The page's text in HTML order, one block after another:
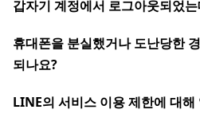
갑자기 계정에서 로그아웃되었
휴대폰을 분실했거나 도난당한
되나요?
LINE의 서비스 이용 제한에 대해